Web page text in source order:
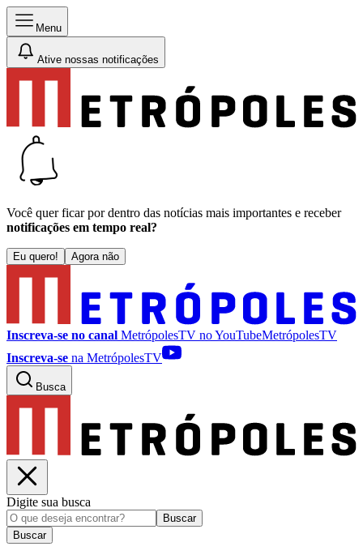
Menu
Ative nossas notificações
Você quer ficar por dentro das notícias mais importantes e receber
notificações em tempo real?
Eu quero! Agora não
Inscreva-se no canal MetrópolesTV noYouTubeMetrópolesTV
Inscreva-se na MetrópolesTV
Busca
Digite sua busca
Buscar
Buscar